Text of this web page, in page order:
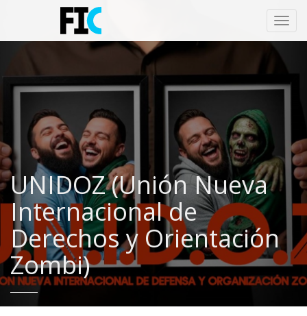
UNIDOZ (Unión Nueva
Internacional de
Derechos y Orientación
Zombi)